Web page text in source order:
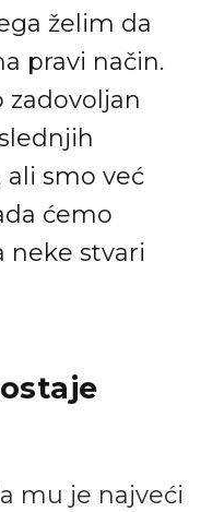
želim da
pravi način.
zadovoljan
ali smo već
ćemo
neke stvari
ostaje
mu je najveći